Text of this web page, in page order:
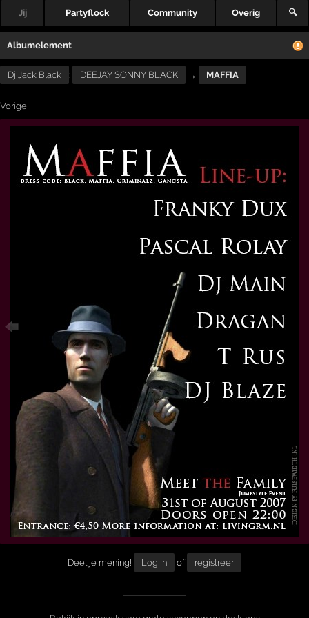
Jij Partyflock Community Overig 🔍
Albumelement
Dj Jack Black : DEEJAY SONNY BLACK → MAFFIA
Vorige
Deel je mening! Log in of registreer